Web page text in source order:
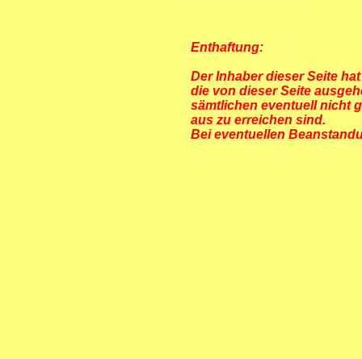
Enthaftung:
Der Inhaber dieser Seite
die von dieser Seite
sämtlichen eventuell nicht
aus zu erreichen sind.
Bei eventuellen